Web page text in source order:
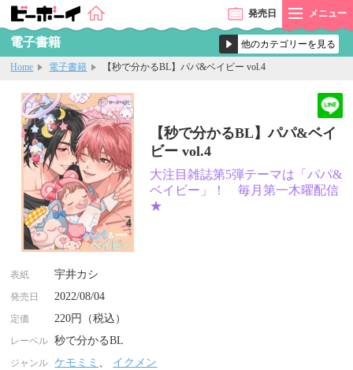
発売日 メニュー
電子書籍
Home 電子書籍 【秒で分かるBL】パパ&ベイビー vol.4
【秒で分かるBL】パパ&ベイ
ビー vol.4
大注目雑誌第5弾テーマは「パパ&
ベイビー」！ 毎月第一木曜配信
★
表紙 宇井カシ
発売日 2022/08/04
定価 220円（税込）
レーベル 秒で分かるBL
ジャンル ケモミミ 、 イクメン